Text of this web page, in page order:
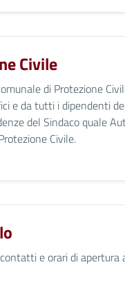
Civile
di Protezione
e da tutti i dipendenti
del Sindaco quale
Civile.
e orari di apertura